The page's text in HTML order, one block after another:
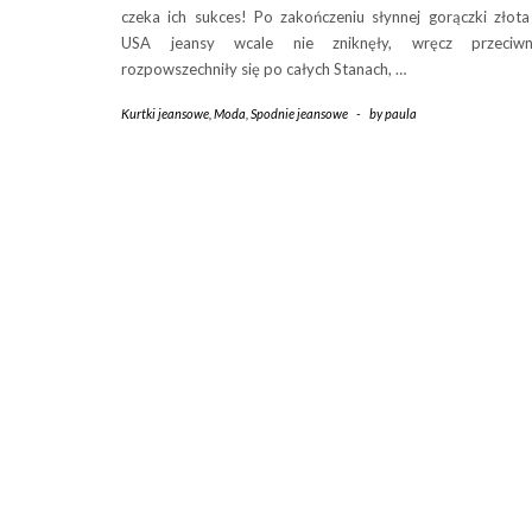
czeka ich sukces! Po zakończeniu słynnej gorączki
USA jeansy wcale nie zniknęły, wręcz
rozpowszechniły się po całych Stanach, …
Kurtki jeansowe Moda Spodnie jeansowe - bypaula